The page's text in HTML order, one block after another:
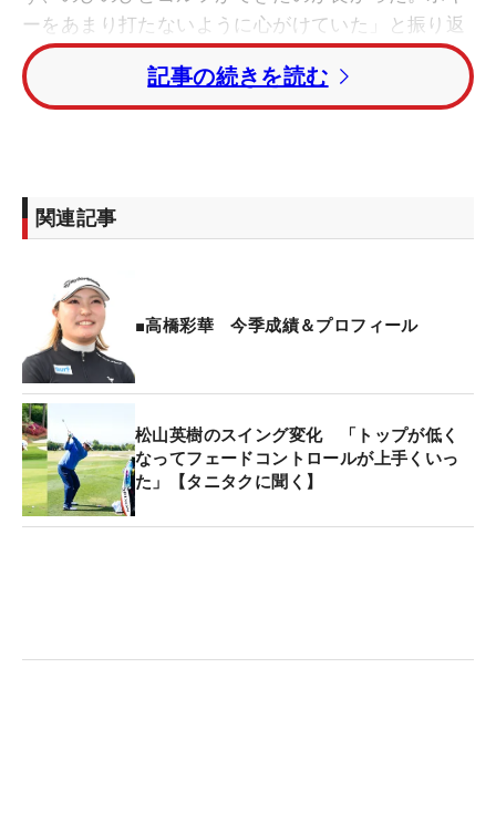
ーをあまり打たないように心がけていた」と振り返
る。
余裕さえ見える？ 会心のラウンドにニッコリ【写
高橋はきのうの初日、16ホールを終えた時点で、1
オーバーの下位に沈んでいた。17ホール目の8番パ
トイン・イーグル。18番パー5でもきっちりバーデ
ィを奪って、2アンダーまでスコアを上げて良い形
で2日目を迎えていた。この20ホールで考えれば、
10個スコアを伸ばしたことになる。
今年4月の「ヤマハレディースオープン葛城」では
首位タイで最終日を迎えるも、稲見萌寧に逆転を許
して3位。また、その翌々週の「KKT杯バンテリンレ
ディス」では単独トップで迎えた最終日に「79」と
記事の続きを読む
関連記事
■高橋彩華 今季成績＆プロフィール
松山英樹のスイング変化 「トップが低く
なってフェードコントロールが上手くいっ
た」【タニタクに聞く】